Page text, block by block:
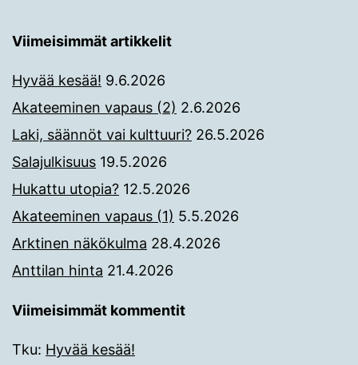
Viimeisimmät artikkelit
Hyvää kesää! 9.6.2026
Akateeminen vapaus (2) 2.6.2026
Laki, säännöt vai kulttuuri? 26.5.2026
Salajulkisuus 19.5.2026
Hukattu utopia? 12.5.2026
Akateeminen vapaus (1) 5.5.2026
Arktinen näkökulma 28.4.2026
Anttilan hinta 21.4.2026
Viimeisimmät kommentit
Tku: Hyvää kesää!